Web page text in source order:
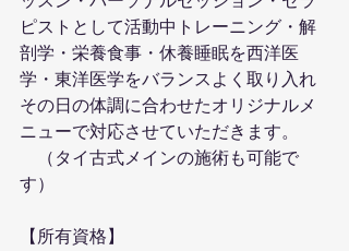
ピストとして活動中トレーニング・解
剖学・栄養食事・休養睡眠を西洋医
学・東洋医学をバランスよく取り入れ
その日の体調に合わせたオリジナルメ
ニューで対応させていただきます。
（タイ古式メインの施術も可能で
す）
【所有資格】